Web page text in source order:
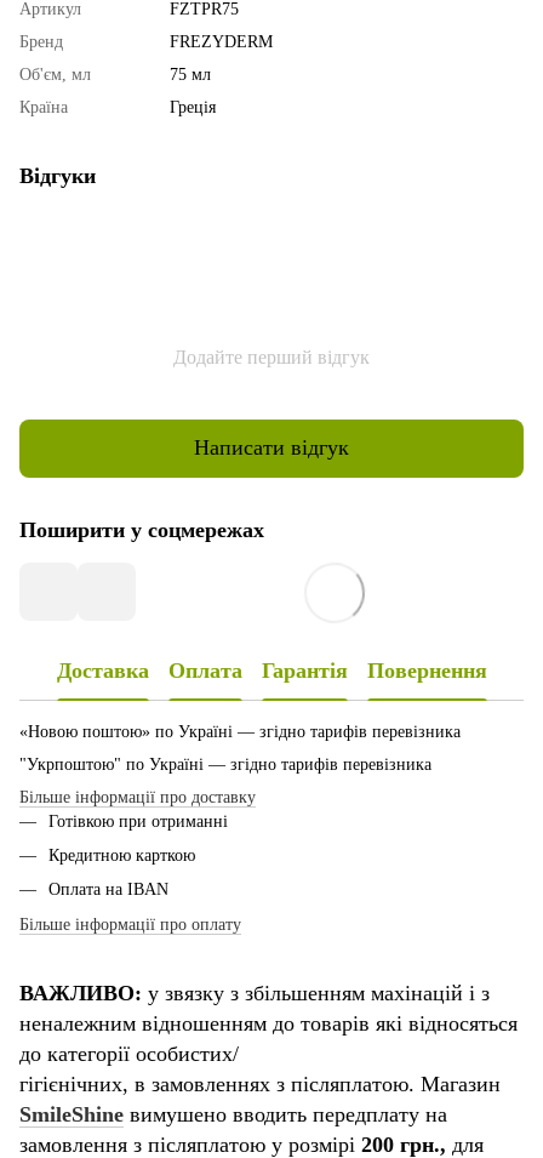
Артикул
FZTPR75
Бренд
FREZYDERM
Об'єм, мл
75 мл
Країна
Греція
Відгуки
Додайте перший відгук
Написати відгук
Поширити у соцмережах
Доставка Оплата Гарантія Повернення
«Новою поштою» по Україні — згідно тарифів перевізника
"Укрпоштою" по Україні — згідно тарифів перевізника
Більше інформації про доставку
Готівкою при отриманні
Кредитною карткою
Оплата на IBAN
Більше інформації про оплату
ВАЖЛИВО: у звязку з збільшенням махінацій і з
неналежним відношенням до товарів які відносяться
до категорії особистих/
гігієнічних, в замовленнях з післяплатою. Магазин
SmileShine вимушено вводить передплату на
замовлення з післяплатою у розмірі 200 грн., для